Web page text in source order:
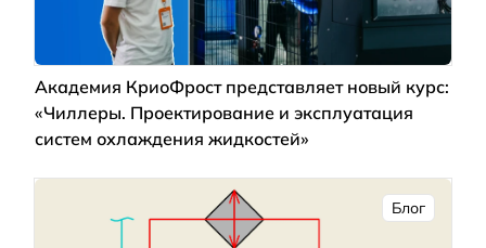
Академия КриоФрост представляет новый курс:
«Чиллеры. Проектирование и эксплуатация
систем охлаждения жидкостей»
Блог